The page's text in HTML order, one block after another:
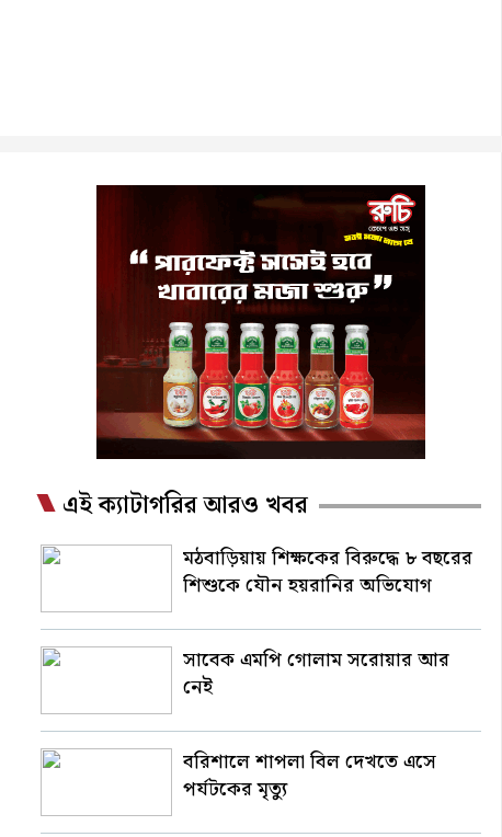
এই ক্যাটাগরির আরও খবর
মঠবাড়িয়ায় শিক্ষকের বিরুদ্ধে ৮ বছরের
শিশুকে যৌন হয়রানির অভিযোগ
সাবেক এমপি গোলাম সরোয়ার আর
নেই
বরিশালে শাপলা বিল দেখতে এসে
পর্যটকের মৃত্যু